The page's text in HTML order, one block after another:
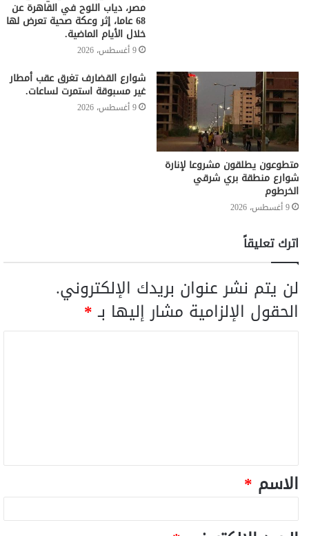
مصر، دياب اللوح في القاهرة عن
68 عاما، إثر وعكة صحية تعرض لها
خلال الأيام الماضية.
9 أغسطس، 2026
متطوعون يطلقون مشروعا لإنارة
شوارع منطقة بري شرقي
الخرطوم
9 أغسطس، 2026
شوارع القضارف تغرق عقب أمطار
غير مسبوقة استمرت لساعات.
9 أغسطس، 2026
اترك تعليقاً
لن يتم نشر عنوان بريدك الإلكتروني.
الحقول الإلزامية مشار إليها بـ*
الاسم *